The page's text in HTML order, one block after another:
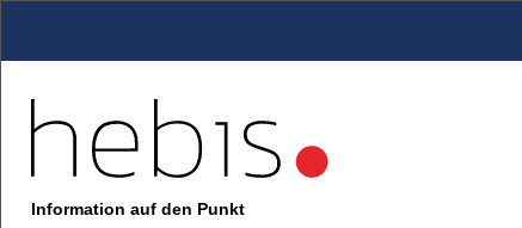
Information auf den Punkt